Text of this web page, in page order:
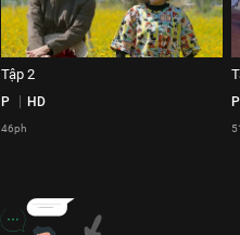
Tập 2
P HD
46ph
P